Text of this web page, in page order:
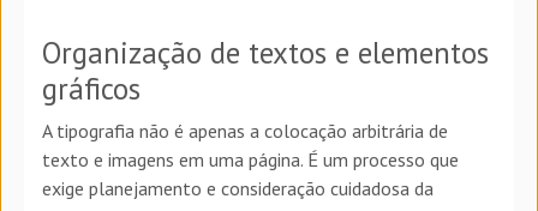
Organização de textos e elementos
gráficos
A tipografia não é apenas a colocação arbitrária de
texto e imagens em uma página. É um processo que
exige planejamento e consideração cuidadosa da